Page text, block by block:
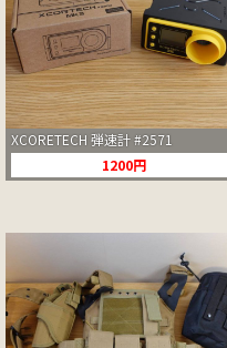
XCORETECH 弾速計 #2571
1200円